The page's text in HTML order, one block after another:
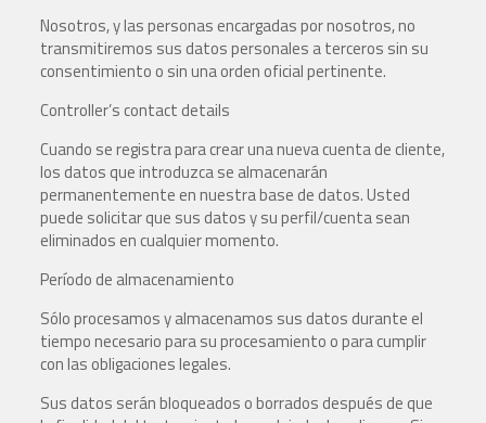
Nosotros, y las personas encargadas por nosotros, no
transmitiremos sus datos personales a terceros sin su
consentimiento o sin una orden oficial pertinente.
Controller’s contact details
Cuando se registra para crear una nueva cuenta de cliente,
los datos que introduzca se almacenarán
permanentemente en nuestra base de datos. Usted
puede solicitar que sus datos y su perfil/cuenta sean
eliminados en cualquier momento.
Período de almacenamiento
Sólo procesamos y almacenamos sus datos durante el
tiempo necesario para su procesamiento o para cumplir
con las obligaciones legales.
Sus datos serán bloqueados o borrados después de que